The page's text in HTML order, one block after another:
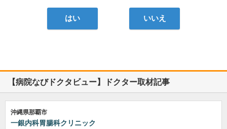
はい いいえ
【病院なびドクタビュー】ドクター取材記事
沖縄県那覇市
一銀内科胃腸科クリニック